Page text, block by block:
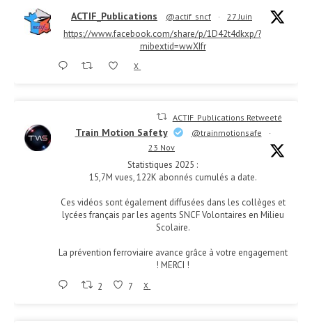
ACTIF_Publications @actif_sncf · 27 Juin
https://www.facebook.com/share/p/1D42t4dkxp/?
mibextid=wwXIfr
X
ACTIF_Publications Retweeté
Train Motion Safety @trainmotionsafe
·
23 Nov
Statistiques 2025 :
15,7M vues, 122K abonnés cumulés a date.
Ces vidéos sont également diffusées dans les collèges et
lycées français par les agents SNCF Volontaires en Milieu
Scolaire.
La prévention ferroviaire avance grâce à votre engagement
! MERCI !
2 7 X